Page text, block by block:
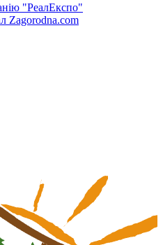
"РеалЕкспо"
Zagorodna.com